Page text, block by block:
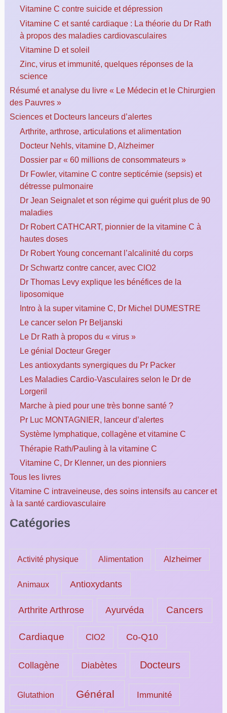
Vitamine C contre suicide et dépression
Vitamine C et santé cardiaque : La théorie du Dr Rath
à propos des maladies cardiovasculaires
Vitamine D et soleil
Zinc, virus et immunité, quelques réponses de la
science
Résumé et analyse du livre « Le Médecin et le Chirurgien
des Pauvres »
Sciences et Docteurs lanceurs d’alertes
Arthrite, arthrose, articulations et alimentation
Docteur Nehls, vitamine D, Alzheimer
Dossier par « 60 millions de consommateurs »
Dr Fowler, vitamine C contre septicémie (sepsis) et
détresse pulmonaire
Dr Jean Seignalet et son régime qui guérit plus de 90
maladies
Dr Robert CATHCART, pionnier de la vitamine C à
hautes doses
Dr Robert Young concernant l’alcalinité du corps
Dr Schwartz contre cancer, avec ClO2
Dr Thomas Levy explique les bénéfices de la
liposomique
Intro à la super vitamine C, Dr Michel DUMESTRE
Le cancer selon Pr Beljanski
Le Dr Rath à propos du « virus »
Le génial Docteur Greger
Les antioxydants synergiques du Pr Packer
Les Maladies Cardio-Vasculaires selon le Dr de
Lorgeril
Marche à pied pour une très bonne santé ?
Pr Luc MONTAGNIER, lanceur d’alertes
Système lymphatique, collagène et vitamine C
Thérapie Rath/Pauling à la vitamine C
Vitamine C, Dr Klenner, un des pionniers
Tous les livres
Vitamine C intraveineuse, des soins intensifs au cancer et
à la santé cardiovasculaire
Catégories
Activité physique Alimentation Alzheimer
Animaux Antioxydants
Arthrite Arthrose Ayurvéda Cancers
Cardiaque ClO2 Co-Q10
Collagène Diabètes Docteurs
Glutathion Général Immunité